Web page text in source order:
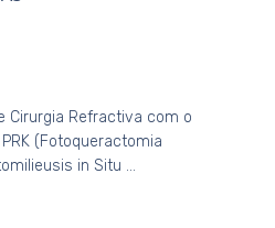
Cirurgia Refractiva com o
(Fotoqueractomia
in Situ …